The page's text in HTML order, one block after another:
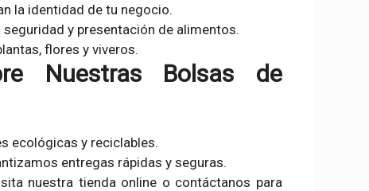
la identidad de tu negocio.
y presentación de alimentos.
flores y viveros.
Nuestras Bolsas de
ecológicas y reciclables.
entregas rápidas y seguras.
nuestra tienda online o contáctanos para